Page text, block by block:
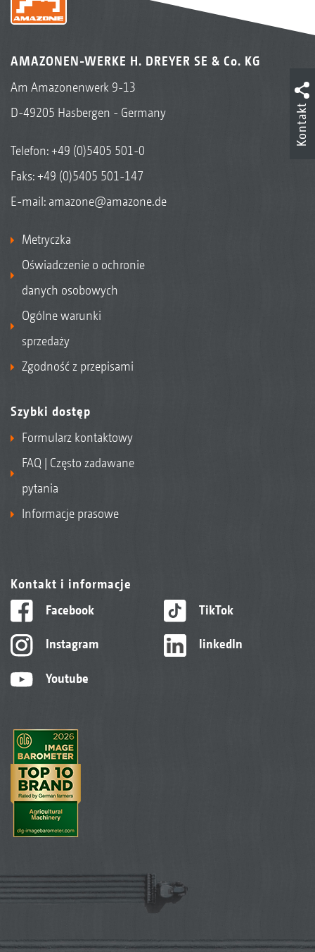
AMAZONEN-WERKE H. DREYER SE & Co. KG
Am Amazonenwerk 9-13
D-49205 Hasbergen - Germany
Telefon:+49 (0)5405 501-0
Faks: +49 (0)5405 501-147
E-mail: amazone@amazone.de
Metryczka
Oświadczenie o ochronie
danych osobowych
Ogólne warunki
sprzedaży
Zgodność z przepisami
Szybki dostęp
Formularz kontaktowy
FAQ | Często zadawane
pytania
Informacje prasowe
Kontakt i informacje
Facebook
Instagram
Youtube
TikTok
linkedIn
Kontakt